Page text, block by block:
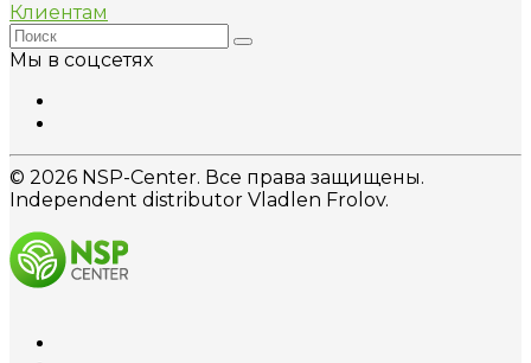
Клиентам
Мы в соцсетях
© 2026 NSP-Center. Все права защищены.
Independent distributor Vladlen Frolov.